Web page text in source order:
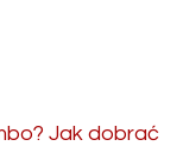
Jak dobrać